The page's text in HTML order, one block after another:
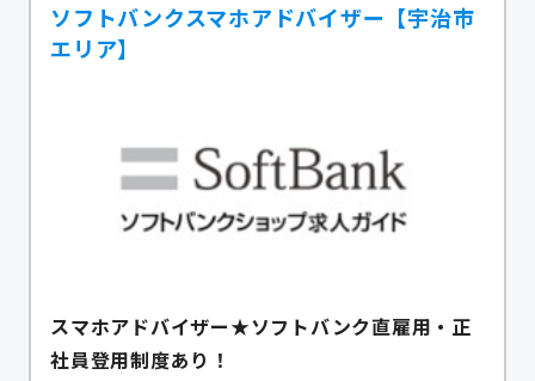
ソフトバンクスマホアドバイザー【宇治市
エリア】
スマホアドバイザー★ソフトバンク直雇用・正
社員登用制度あり！